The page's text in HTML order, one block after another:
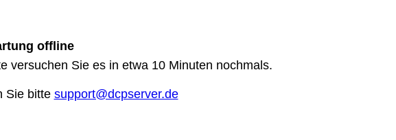
offline
versuchen Sie es in etwa 10 Minuten nochmals.
Sie bitte support@dcpserver.de